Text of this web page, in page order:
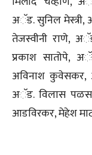
अॅड. सुनिल
तेजस्वीनी राणे,
प्रकाश सातोपे,
अविनाश
अॅड. विलास
आडविरकर, मेहेश